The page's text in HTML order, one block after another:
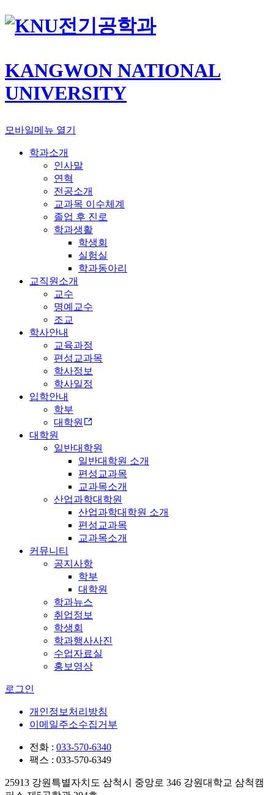
전기공학과
KANGWON NATIONAL
UNIVERSITY
모바일메뉴 열기
학과소개
인사말
연혁
전공소개
교과목 이수체계
졸업 후 진로
학과생활
학생회
실험실
학과동아리
교직원소개
교수
명예교수
조교
학사안내
교육과정
편성교과목
학사정보
학사일정
입학안내
학부
대학원
대학원
일반대학원
일반대학원 소개
편성교과목
교과목소개
산업과학대학원
산업과학대학원 소개
편성교과목
교과목소개
커뮤니티
공지사항
학부
대학원
학과뉴스
취업정보
학생회
학과행사사진
수업자료실
홍보영상
로그인
개인정보처리방침
이메일주소수집거부
전화 : 033-570-6340
팩스 : 033-570-6349
25913 강원특별자치도 삼척시 중앙로 346 강원대학교 삼척캠